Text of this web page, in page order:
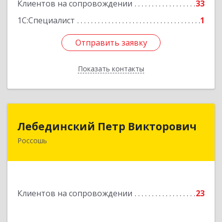
Клиентов на сопровождении
33
1С:Специалист
1
Отправить заявку
Показать контакты
Отправить заявку
Назад
Лебединский Петр Викторович
Россошь
Клиентов на сопровождении 23
Лебединский Петр Викторович
396650, Воронежская обл., г. Россошь, пер.